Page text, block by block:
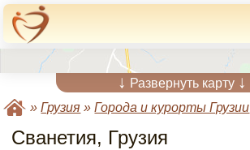
↓ Развернуть карту ↓
»Грузия »Города и курорты Грузии
Сванетия, Грузия